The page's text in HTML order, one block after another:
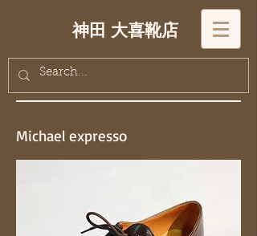
神田 大喜靴店
Michael expresso